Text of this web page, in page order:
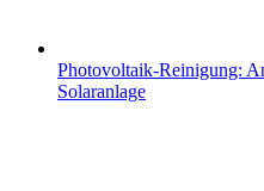
Photovoltaik-Reinigung:
Solaranlage